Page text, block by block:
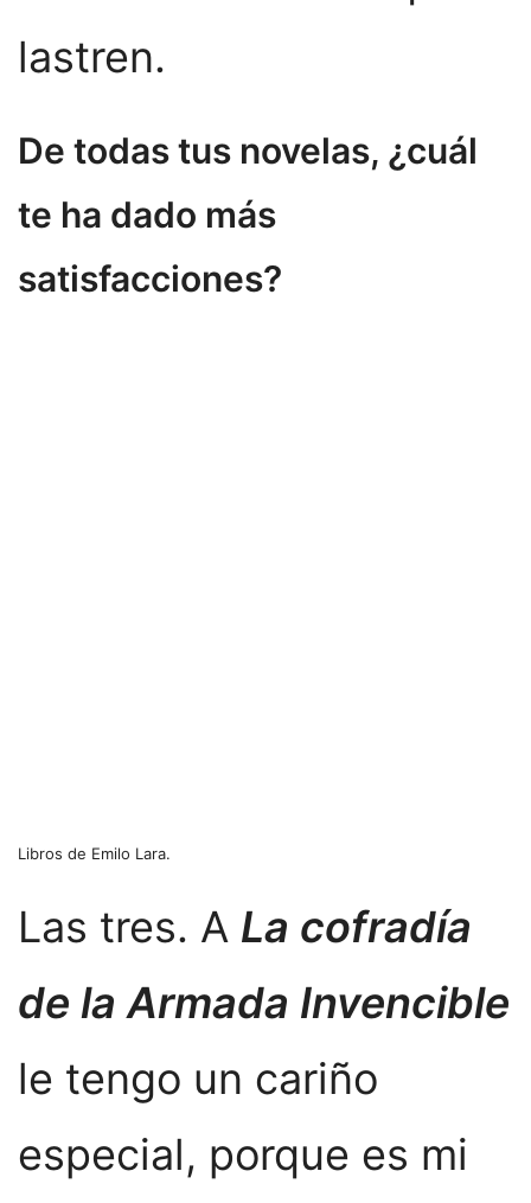
lastren.
De todas tus novelas, ¿cuál
te ha dado más
satisfacciones?
Libros de Emilo Lara.
Las tres. A La cofradía
de la Armada Invencible
le tengo un cariño
especial, porque es mi